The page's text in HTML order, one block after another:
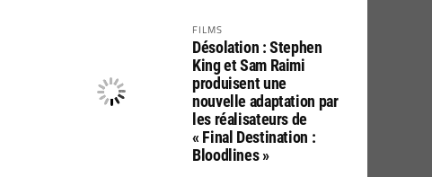
FILMS
Désolation : Stephen
King et Sam Raimi
produisent une
nouvelle adaptation par
les réalisateurs de
« Final Destination :
Bloodlines »